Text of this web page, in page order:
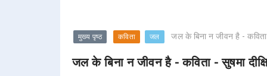
मुख्य पृष्ठ कविता जल जल के बिना न जीवन है - कविता
जल के बिना न जीवन है - कविता - सुषमा